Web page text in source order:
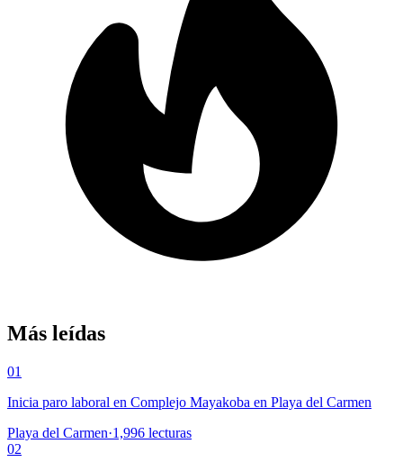
Más leídas
01
Inicia paro laboral en Complejo Mayakoba en Playa del Carmen
Playa del Carmen·1,996 lecturas
02